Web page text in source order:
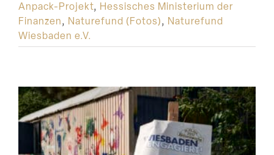
Anpack-Projekt, Hessisches Ministerium der
Finanzen, Naturefund (Fotos), Naturefund
Wiesbaden e.V.